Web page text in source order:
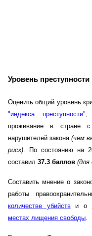
Уровень
Оценить общий уровень
"индекса преступности",
проживание в стране
нарушителей закона (чем
риск). По состоянию на
составил 37.3 баллов (для
Составить мнение о
работы
количестве убийстви о
местах лищения свободы.